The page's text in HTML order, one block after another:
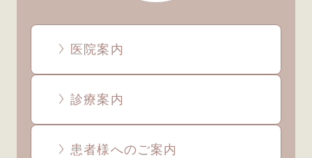
医院案内
診療案内
患者様へのご案内